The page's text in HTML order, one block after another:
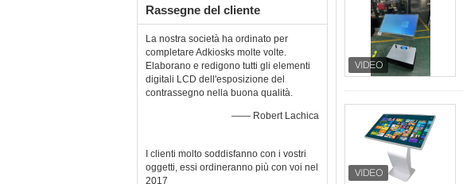
Rassegne del cliente
La nostra società ha ordinato per
completare Adkiosks molte volte.
Elaborano e redigono tutti gli elementi
digitali LCD dell'esposizione del
contrassegno nella buona qualità.
—— Robert Lachica
I clienti molto soddisfanno con i vostri
oggetti, essi ordineranno più con voi nel
2017